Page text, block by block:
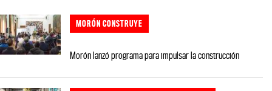
MORÓN CONSTRUYE
Morón lanzó programa para impulsar la construcción